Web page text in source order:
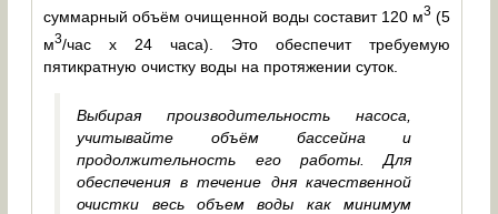
суммарный объём очищенной воды составит 120 м3 (5
м3/час х 24 часа). Это обеспечит требуемую
пятикратную очистку воды на протяжении суток.
Выбирая производительность насоса,
учитывайте объём бассейна и
продолжительность его работы. Для
обеспечения в течение дня качественной
очистки весь объем воды как минимум